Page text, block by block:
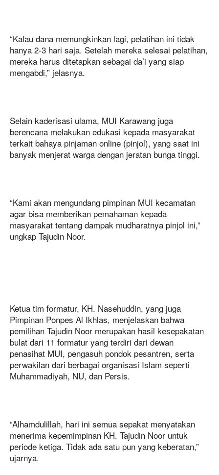
“Kalau dana memungkinkan lagi, pelatihan ini tidak
hanya 2-3 hari saja. Setelah mereka selesai pelatihan,
mereka harus ditetapkan sebagai da’i yang siap
mengabdi,” jelasnya.
Selain kaderisasi ulama, MUI Karawang juga
berencana melakukan edukasi kepada masyarakat
terkait bahaya pinjaman online (pinjol), yang saat ini
banyak menjerat warga dengan jeratan bunga tinggi.
“Kami akan mengundang pimpinan MUI kecamatan
agar bisa memberikan pemahaman kepada
masyarakat tentang dampak mudharatnya pinjol ini,”
ungkap Tajudin Noor.
Ketua tim formatur, KH. Nasehuddin, yang juga
Pimpinan Ponpes Al Ikhlas, menjelaskan bahwa
pemilihan Tajudin Noor merupakan hasil kesepakatan
bulat dari 11 formatur yang terdiri dari dewan
penasihat MUI, pengasuh pondok pesantren, serta
perwakilan dari berbagai organisasi Islam seperti
Muhammadiyah, NU, dan Persis.
“Alhamdulillah, hari ini semua sepakat menyatakan
menerima kepemimpinan KH. Tajudin Noor untuk
periode ketiga. Tidak ada satu pun yang keberatan,”
ujarnya.